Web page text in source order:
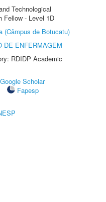
Technological
Fellow - Level 1D
(Câmpus de Botucatu)
DE ENFERMAGEM
RDIDP Academic
Google Scholar
Fapesp